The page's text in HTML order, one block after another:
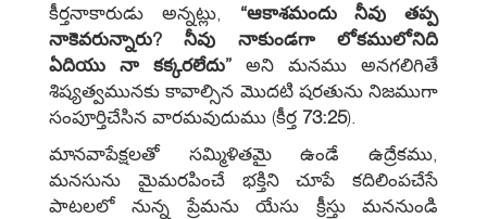
కీర్తనాకారుడు అన్నట్లు, “ఆకాశమందు నీవు తప్ప
నాకెవరున్నారు? నీవు నాకుండగా లోకములోనిది
ఏదియు నా కక్కరలేదు” అని మనము అనగలిగితే
శిష్యత్వమునకు కావాల్సిన మొదటి షరతును నిజముగా
సంపూర్తిచేసిన వారమవుదుము (కీర్త 73:25).
మానవాపేక్షలతో సమ్మిళితమై ఉండే ఉద్రేకము,
మనసును మైమరపించే భక్తిని చూపే కదిలింపచేసే
పాటలలో నున్న ప్రేమను యేసు క్రీస్తు మననుండి